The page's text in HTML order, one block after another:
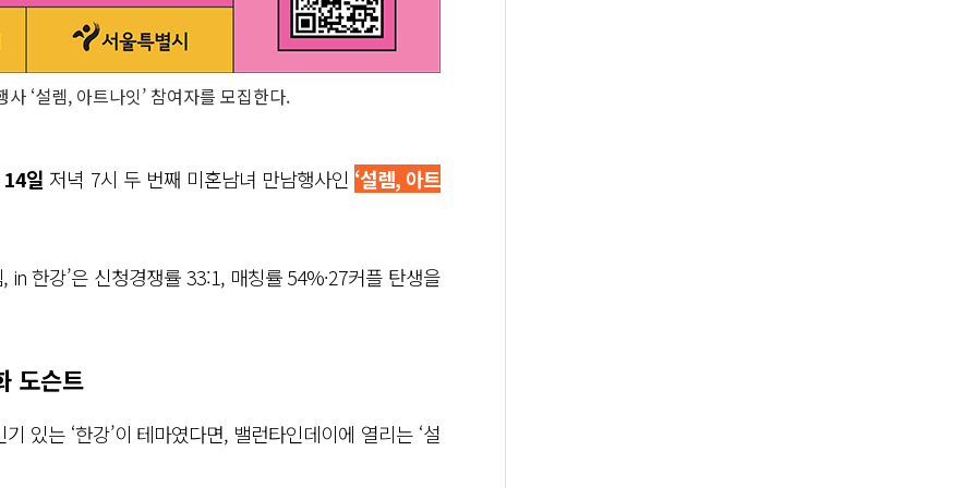
‘설렘, 아트나잇’ 참여자를 모집한다.
일 저녁 7시 두 번째 미혼남녀 만남행사인 ‘설렘, 아트
한강’은 신청경쟁률 33:1, 매칭률 54%·27커플 탄생을
도슨트
있는 ‘한강’이 테마였다면, 밸런타인데이에 열리는 ‘설